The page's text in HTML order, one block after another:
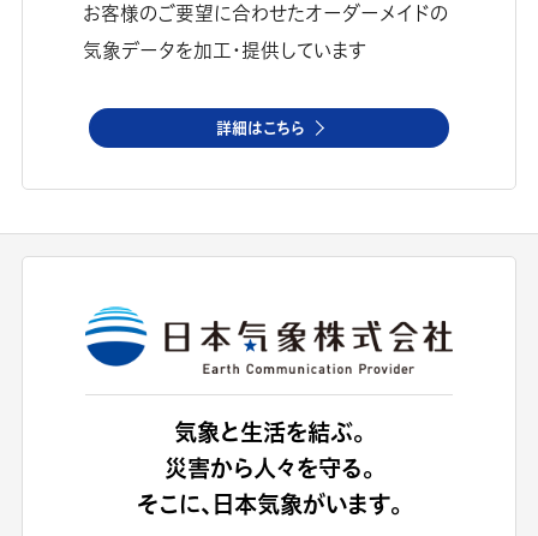
お客様のご要望に合わせたオーダーメイドの
気象データを加工・提供しています
詳細はこちら
気象と生活を結ぶ。
災害から人々を守る。
そこに、日本気象がいます。